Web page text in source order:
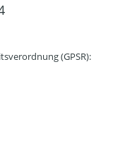
(GPSR):